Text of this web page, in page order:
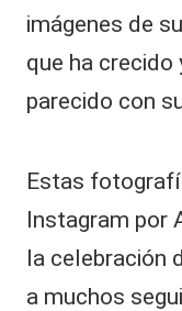
imágenes de
que ha crecido
parecido con
Estas
Instagram por
la celebración
a muchos